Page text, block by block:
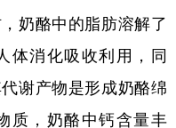
云南 西藏
青海 宁夏
奶酪中的脂肪溶解了
体消化吸收利用，同
谢产物是形成奶酪绵
质，奶酪中钙含量丰